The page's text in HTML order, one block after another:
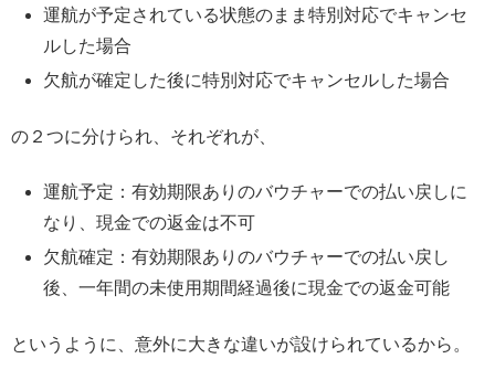
運航が予定されている状態のまま特別対応でキャンセ
ルした場合
欠航が確定した後に特別対応でキャンセルした場合
の２つに分けられ、それぞれが、
運航予定：有効期限ありのバウチャーでの払い戻しに
なり、現金での返金は不可
欠航確定：有効期限ありのバウチャーでの払い戻し
後、一年間の未使用期間経過後に現金での返金可能
というように、意外に大きな違いが設けられているから。